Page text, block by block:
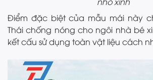
Điểm đặc biệt của mẫu mái này
Thái chống nóng cho ngôi nhà bé
kết cấu sử dụng toàn vật liệu cách